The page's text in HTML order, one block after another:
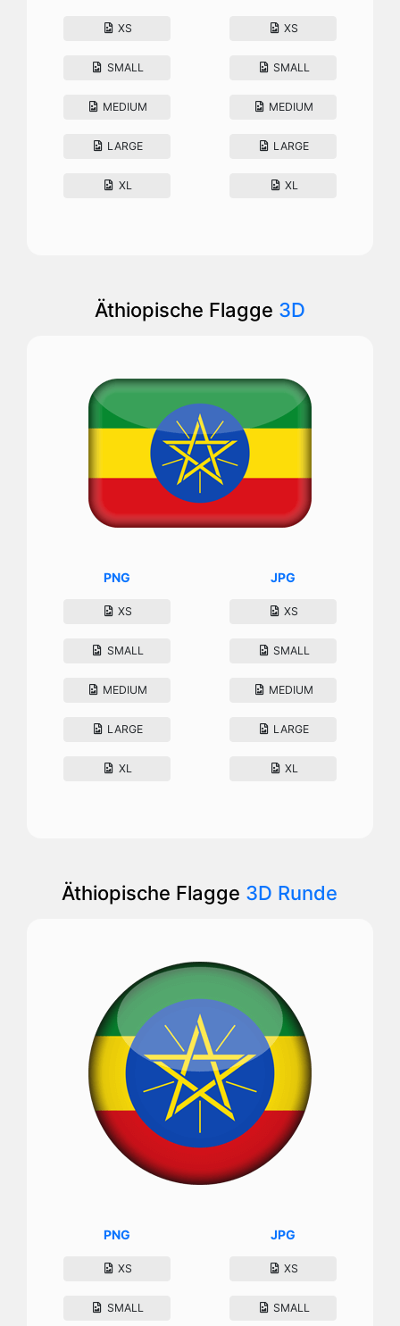
XS
SMALL
MEDIUM
LARGE
XL
XS
SMALL
MEDIUM
LARGE
XL
Äthiopische Flagge 3D
PNG
XS
SMALL
MEDIUM
LARGE
XL
JPG
XS
SMALL
MEDIUM
LARGE
XL
Äthiopische Flagge 3D Runde
PNG
XS
SMALL
JPG
XS
SMALL